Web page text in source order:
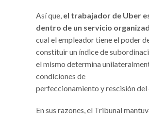
Así que, el trabajador de Uber
dentro de un servicio
cual el empleador tiene el poder
constituir un índice de
el mismo determina
condiciones de
perfeccionamiento y rescisión
En sus razones, el Tribunal